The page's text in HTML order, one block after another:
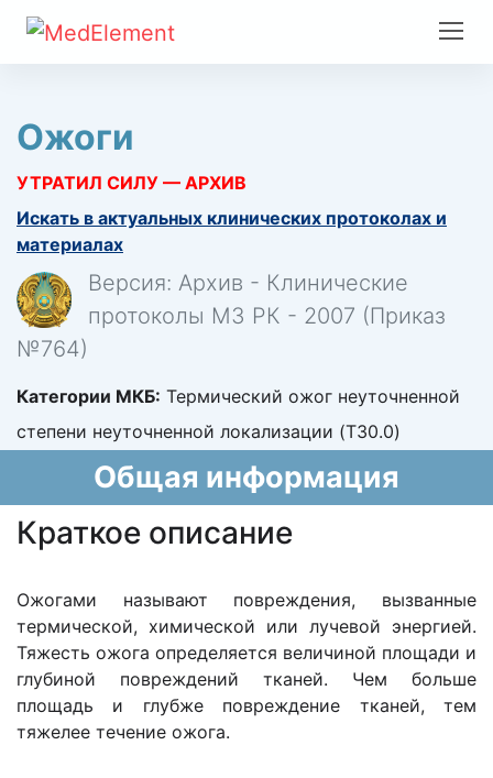
Ожоги
УТРАТИЛ СИЛУ — АРХИВ
Искать в актуальных клинических протоколах и
материалах
Версия: Архив - Клинические
протоколы МЗ РК - 2007 (Приказ
№764)
Категории МКБ: Термический ожог неуточненной
степени неуточненной локализации (T30.0)
Общая информация
Краткое описание
Ожогами называют повреждения, вызванные
термической, химической или лучевой энергией.
Тяжесть ожога определяется величиной площади и
глубиной повреждений тканей. Чем больше
площадь и глубже повреждение тканей, тем
тяжелее течение ожога.